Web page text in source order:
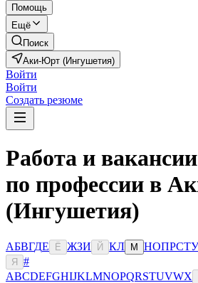
Помощь
Ещё
Поиск
Аки-Юрт (Ингушетия)
Войти
Войти
Создать резюме
Работа и вакансии
по профессии в
(Ингушетия)
АБВГДЕ Ё ЖЗИ Й КЛ М НОПРСТУ
Я
#
ABCDEFGHIJKLMNOPQRSTUVWX